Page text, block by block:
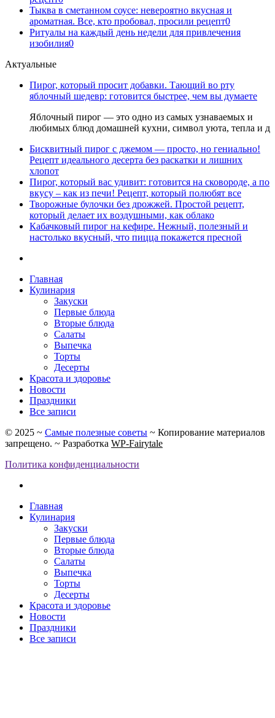
Тыква в сметанном соусе: невероятно вкусная и
ароматная. Все, кто пробовал, просили рецепт0
Ритуалы на каждый день недели для привлечения
изобилия0
Актуальные
Пирог, который просит добавки. Тающий во рту
яблочный шедевр: готовится быстрее, чем вы думаете
Яблочный пирог — это одно из самых узнаваемых и
любимых блюд домашней кухни, символ уюта, тепла и д
Бисквитный пирог с джемом — просто, но гениально!
Рецепт идеального десерта без раскатки и лишних
хлопот
Пирог, который вас удивит: готовится на сковороде, а по
вкусу – как из печи! Рецепт, который полюбят все
Творожные булочки без дрожжей. Простой рецепт,
который делает их воздушными, как облако
Кабачковый пирог на кефире. Нежный, полезный и
настолько вкусный, что пицца покажется пресной
Главная
Кулинария
Закуски
Первые блюда
Вторые блюда
Салаты
Выпечка
Торты
Десерты
Красота и здоровье
Новости
Праздники
Все записи
© 2025 ~ Самые полезные советы ~ Копирование материалов
запрещено. ~ Разработка WP-Fairytale
Политика конфиденциальности
Главная
Кулинария
Закуски
Первые блюда
Вторые блюда
Салаты
Выпечка
Торты
Десерты
Красота и здоровье
Новости
Праздники
Все записи